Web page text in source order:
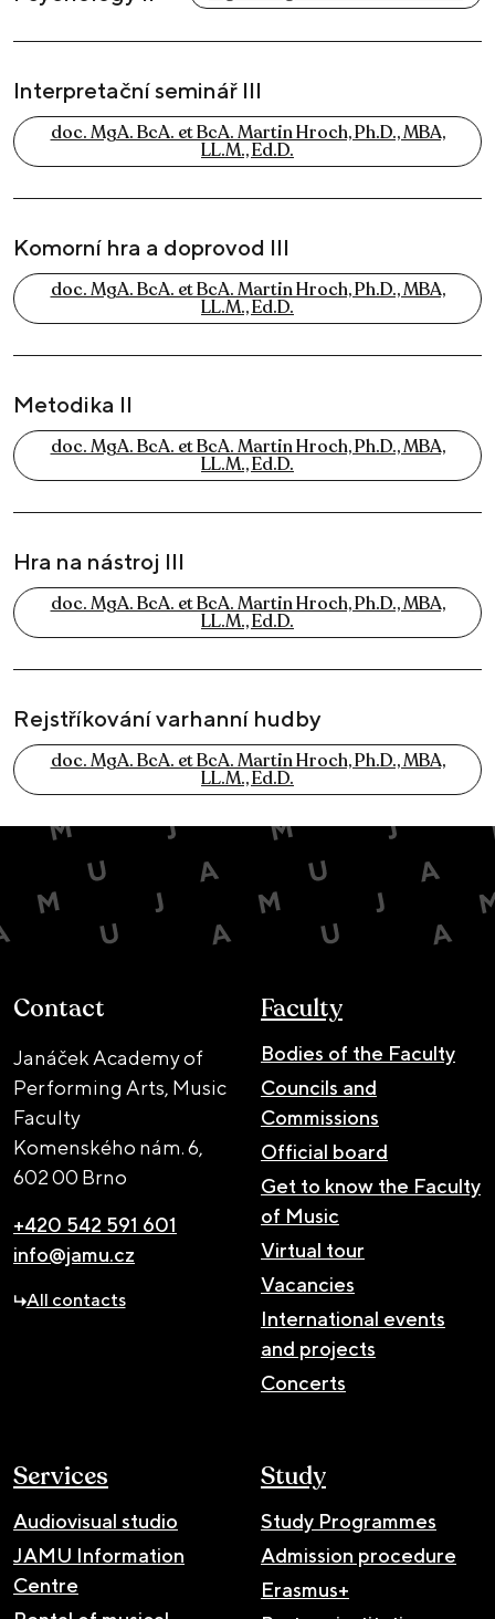
Interpretační seminář III
doc. MgA. BcA. et BcA. Martin Hroch, Ph.D., MBA,
LL.M., Ed.D.
Komorní hra a doprovod III
doc. MgA. BcA. et BcA. Martin Hroch, Ph.D., MBA,
LL.M., Ed.D.
Metodika II
doc. MgA. BcA. et BcA. Martin Hroch, Ph.D., MBA,
LL.M., Ed.D.
Hra na nástroj III
doc. MgA. BcA. et BcA. Martin Hroch, Ph.D., MBA,
LL.M., Ed.D.
Rejstříkování varhanní hudby
doc. MgA. BcA. et BcA. Martin Hroch, Ph.D., MBA,
LL.M., Ed.D.
Contact
Janáček Academy of
Performing Arts, Music
Faculty
Komenského nám. 6,
602 00 Brno
+420 542 591 601
info@jamu.cz
All contacts
Faculty
Bodies of the Faculty
Councils and
Commissions
Official board
Get to know the Faculty
of Music
Virtual tour
Vacancies
International events
and projects
Concerts
Services
Audiovisual studio
JAMU Information
Centre
Study
Study Programmes
Admission procedure
Erasmus+